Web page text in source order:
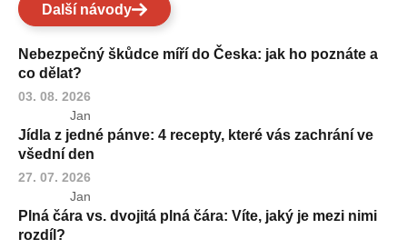
Další návody
Nebezpečný škůdce míří do Česka: jak ho poznáte a
co dělat?
03. 08. 2026
Jan
Jídla z jedné pánve: 4 recepty, které vás zachrání ve
všední den
27. 07. 2026
Jan
Plná čára vs. dvojitá plná čára: Víte, jaký je mezi nimi
rozdíl?